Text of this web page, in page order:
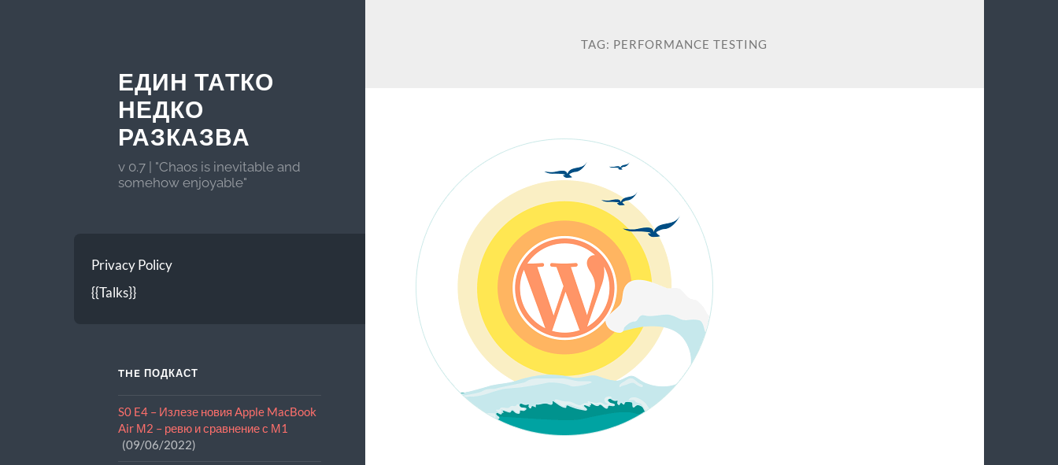
ЕДИН ТАТКО
НЕДКО
РАЗКАЗВА
v 0.7 | "Chaos is inevitable and
somehow enjoyable"
Privacy Policy
{{Talks}}
THE ПОДКАСТ
S0 E4 – Излезе новия Apple MacBook
Air М2 – ревю и сравнение с М1
09/06/2022
TAG: PERFORMANCE TESTING